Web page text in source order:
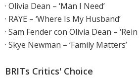
· Olivia Dean – ‘Man I Need’
· RAYE – ‘Where Is My Husband’
· Sam Fender con Olivia Dean –
· Skye Newman – ‘Family Matters’
BRITs Critics' Choice